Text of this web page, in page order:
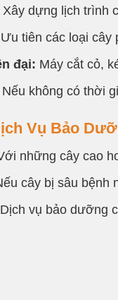
Xây dựng lịch trình
Ưu tiên các loại cây
đại: Máy cắt cỏ,
Nếu không có thời
Vụ Bảo
những cây cao
cây bị sâu bệnh
Dịch vụ bảo dưỡng